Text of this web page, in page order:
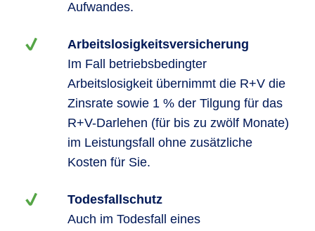
Aufwandes.
Arbeitslosigkeitsversicherung
Im Fall betriebsbedingter
Arbeitslosigkeit übernimmt die R+V die
Zinsrate sowie 1 % der Tilgung für das
R+V-Darlehen (für bis zu zwölf Monate)
im Leistungsfall ohne zusätzliche
Kosten für Sie.
Todesfallschutz
Auch im Todesfall eines